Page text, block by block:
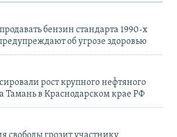
бензин стандарта 1990-х
об угрозе здоровью
рост крупного нефтяного
Тамань в Краснодарском крае РФ